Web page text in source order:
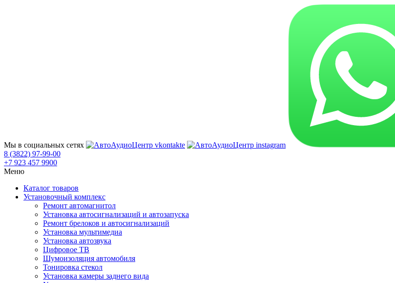
Мы в социальных сетях
8 (3822) 97-99-00
+7 923 457 9900
Меню
Каталог товаров
Установочный комплекс
Ремонт автомагнитол
Установка автосигнализаций и автозапуска
Ремонт брелоков и автосигнализаций
Установка мультимедиа
Установка автозвука
Цифровое ТВ
Шумоизоляция автомобиля
Тонировка стекол
Установка камеры заднего вида